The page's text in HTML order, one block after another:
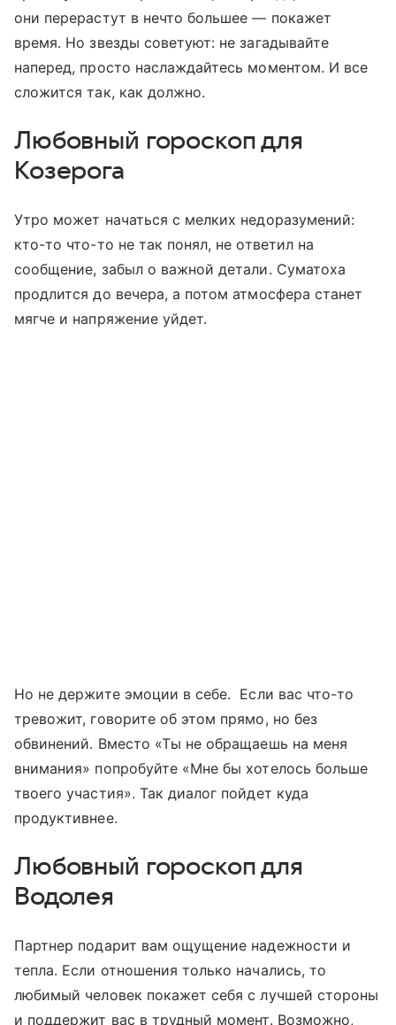
они перерастут в нечто большее — покажет
время. Но звезды советуют: не загадывайте
наперед, просто наслаждайтесь моментом. И все
сложится так, как должно.
Любовный гороскоп для
Козерога
Утро может начаться с мелких недоразумений:
кто-то что-то не так понял, не ответил на
сообщение, забыл о важной детали. Суматоха
продлится до вечера, а потом атмосфера станет
мягче и напряжение уйдет.
Но не держите эмоции в себе. Если вас что-то
тревожит, говорите об этом прямо, но без
обвинений. Вместо «Ты не обращаешь на меня
внимания» попробуйте «Мне бы хотелось больше
твоего участия». Так диалог пойдет куда
продуктивнее.
Любовный гороскоп для
Водолея
Партнер подарит вам ощущение надежности и
тепла. Если отношения только начались, то
любимый человек покажет себя с лучшей стороны
и поддержит вас в трудный момент. Возможно,